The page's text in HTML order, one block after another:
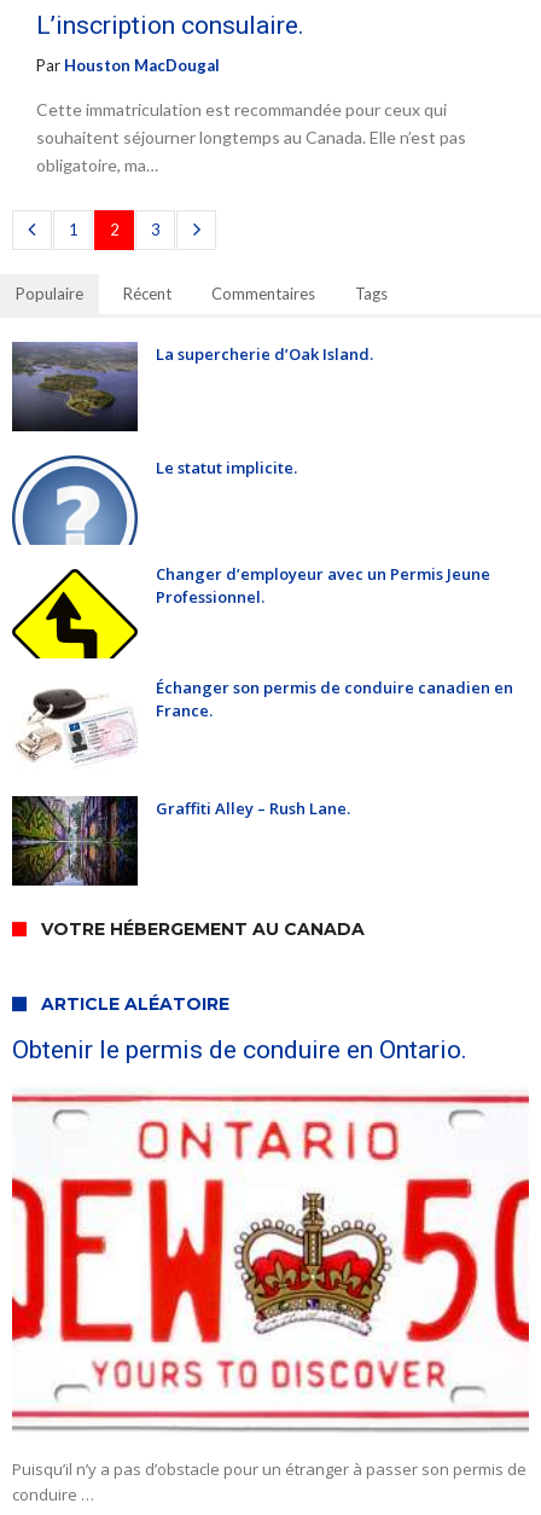
L’inscription consulaire.
Par Houston MacDougal
Cette immatriculation est recommandée pour ceux qui
souhaitent séjourner longtemps au Canada. Elle n’est pas
obligatoire, ma…
1 2 3
Populaire Récent Commentaires Tags
La supercherie d’Oak Island.
Le statut implicite.
Changer d’employeur avec un Permis Jeune
Professionnel.
Échanger son permis de conduire canadien en
France.
Graffiti Alley – Rush Lane.
VOTRE HÉBERGEMENT AU CANADA
ARTICLE ALÉATOIRE
Obtenir le permis de conduire en Ontario.
Puisqu’il n’y a pas d’obstacle pour un étranger à passer son permis de
conduire …